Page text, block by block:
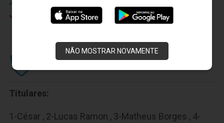
NÃO MOSTRAR NOVAMENTE
Pedro Ken
LONDRINA ESPORTE CLUBE
Titulares:
1-César , 2-Lucas Ramon , 3-Matheus Borges , 4-